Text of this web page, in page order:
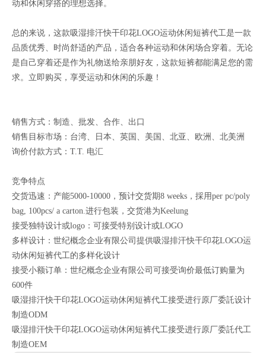
动和休闲穿搭的理想选择。
总的来说，这款吸湿排汗快干印花LOGO运动休闲短裤代工是一款
品质优秀、时尚舒适的产品，适合各种运动和休闲场合穿着。无论
是自己穿着还是作为礼物送给亲朋好友，这款短裤都能满足您的需
求。立即购买，享受运动和休闲的乐趣！
销售方式：制造、批发、合作、出口
销售目标市场：台湾、日本、英国、美国、北亚、欧洲、北美洲
询价付款方式：T.T. 电汇
竞争特点
交货迅速：产能5000-10000，预计交货期8 weeks，採用per pc/poly
bag, 100pcs/ a carton.进行包装，交货港为Keelung
接受独特设计或logo：可接受特别设计或LOGO
多样设计：世纪概念企业有限公司提供吸湿排汗快干印花LOGO运
动休闲短裤代工的多样化设计
接受小额订单：世纪概念企业有限公司可接受询价最低订购量为
600件
吸湿排汗快干印花LOGO运动休闲短裤代工接受进行原厂委託设计
制造ODM
吸湿排汗快干印花LOGO运动休闲短裤代工接受进行原厂委託代工
制造OEM